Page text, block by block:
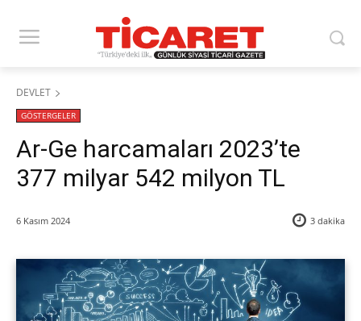
DEVLET
GÖSTERGELER
Ar-Ge harcamaları 2023’te
377 milyar 542 milyon TL
6 Kasım 2024 3 dakika